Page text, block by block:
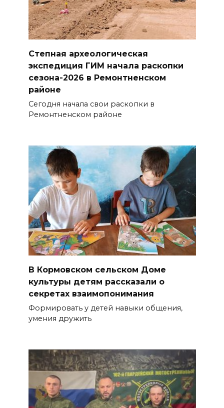
Степная археологическая
экспедиция ГИМ начала раскопки
сезона-2026 в Ремонтненском
районе
Сегодня начала свои раскопки в
Ремонтненском районе
В Кормовском сельском Доме
культуры детям рассказали о
секретах взаимопонимания
Формировать у детей навыки общения,
умения дружить